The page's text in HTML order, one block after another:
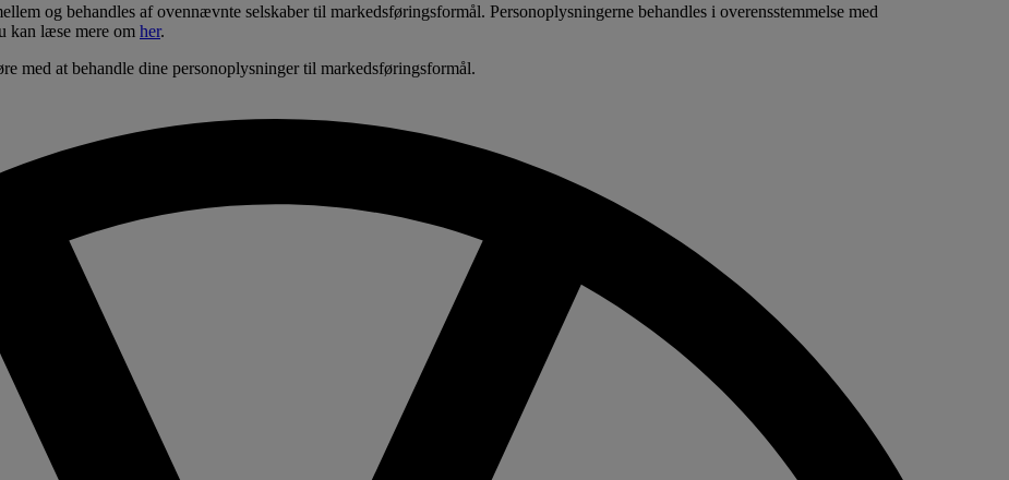
og behandles af ovennævnte selskaber til markedsføringsformål. Personoplysningerne behandles i overensstemmelse med
kan læse mere om her.
med at behandle dine personoplysninger til markedsføringsformål.